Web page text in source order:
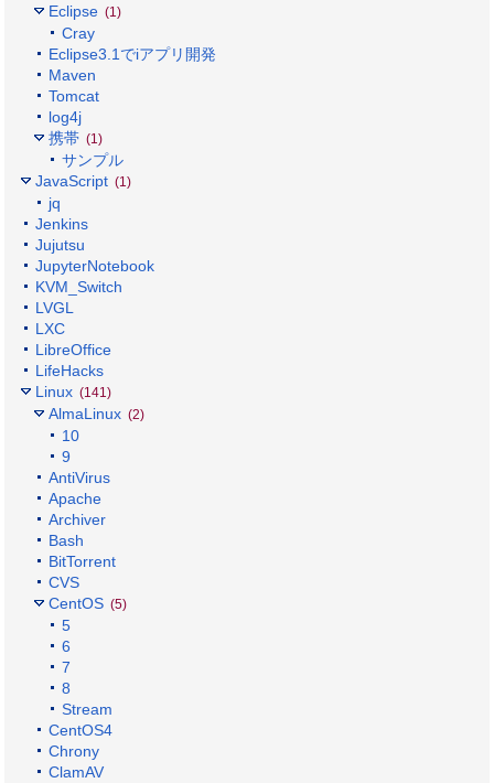
Eclipse (1)
Cray
Eclipse3.1でiアプリ開発
Maven
Tomcat
log4j
携帯 (1)
サンプル
JavaScript (1)
jq
Jenkins
Jujutsu
JupyterNotebook
KVM_Switch
LVGL
LXC
LibreOffice
LifeHacks
Linux (141)
AlmaLinux (2)
10
9
AntiVirus
Apache
Archiver
Bash
BitTorrent
CVS
CentOS (5)
5
6
7
8
Stream
CentOS4
Chrony
ClamAV